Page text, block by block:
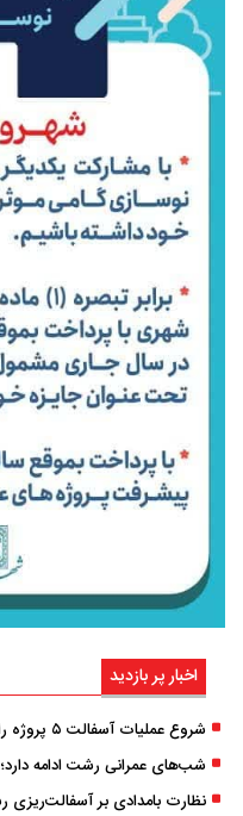
اخبار پر بازدید